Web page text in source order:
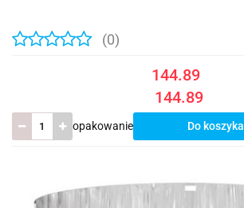
(0)
144.89
144.89
opakowanie Do koszyka